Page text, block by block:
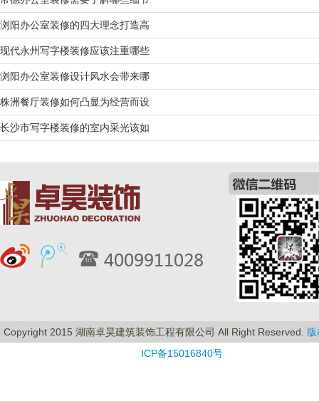
浏阳办公室装修的四大理念打造高
现代永州写字楼装修应该注重哪些
浏阳办公室装修设计风水会带来哪
株洲餐厅装修如何凸显为经营而设
长沙市写字楼装修的室内采光该如
Copyright 2015 湖南卓昊建筑装饰工程有限公司 All Right Reserved.
ICP备15016840号